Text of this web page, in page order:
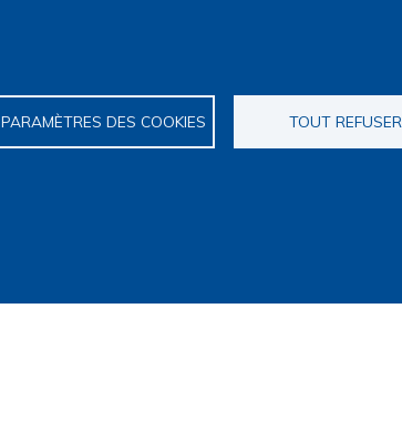
PARAMÈTRES DES COOKIES TOUT REFUSER